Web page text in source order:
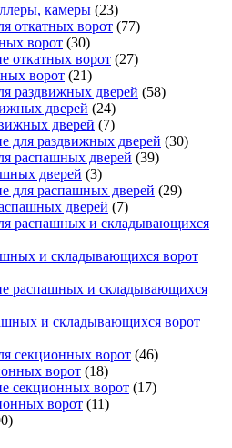
камеры (23)
откатных ворот (77)
ворот (30)
откатных ворот (27)
ворот (21)
раздвижных дверей (58)
дверей (24)
дверей (7)
для раздвижных дверей (30)
распашных дверей (39)
дверей (3)
для распашных дверей (29)
дверей (7)
распашных и складывающихся
и складывающихся ворот
распашных и складывающихся
и складывающихся ворот
секционных ворот (46)
ворот (18)
секционных ворот (17)
ворот (11)